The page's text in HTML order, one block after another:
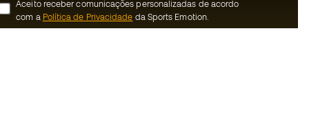
Aceito receber comunicações personalizadas de acordo
com a Política de Privacidade da Sports Emotion.